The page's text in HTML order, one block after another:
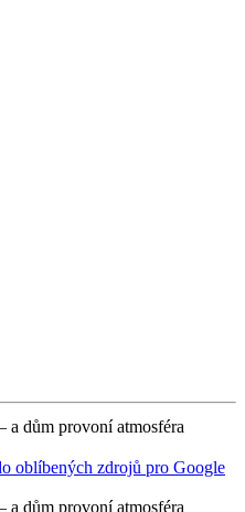
a dům provoní atmosféra
oblíbených zdrojů pro Google
a dům provoní atmosféra